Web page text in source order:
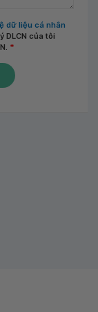
dữ liệu cá nhân
DLCN của tôi
*